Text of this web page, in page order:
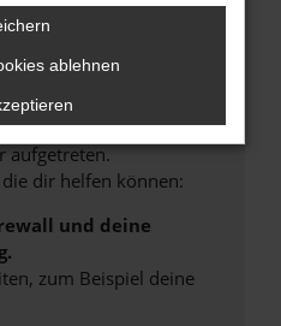
ERROR
aufgetreten.
dir helfen können:
und deine
zum Beispiel deine
ablehnen